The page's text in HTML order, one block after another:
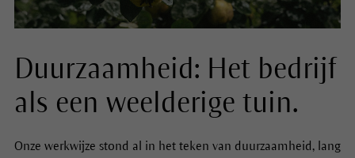
Duurzaamheid: Het bedrijf
als een weelderige tuin.
Onze werkwijze stond al in het teken van duurzaamheid, lang